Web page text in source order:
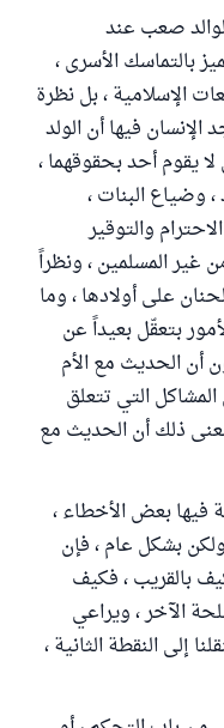
صعب عند
بالتماسك الأسرى ،
الإسلامية ، بل نظرة
فيها أن الولد
لا يقوم أحد بحقوقهما ،
وضياع البنات ،
والتوقير
غير المسلمين ، ونظراً
على أولادها ، وما
بتعقّل بعيداً عن
أن الحديث مع الأم
التي تتعلق
ذلك أن الحديث مع
فيها بعض الأخطاء ،
بشكل عام ، فإن
بالقريب ، فكيف
الآخر ، ويراعي
إلى النقطة الثانية ،